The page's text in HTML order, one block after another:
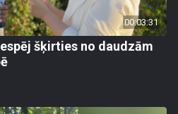
00:03:31
šķirties no daudzām